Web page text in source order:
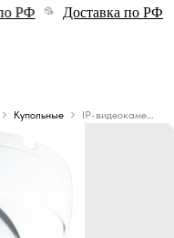
РФ Доставка по РФ
Купольные IP-видеокамера HN-VD45IR (2.8) IP ВИДЕОКАМЕРА 4MP HUNTER